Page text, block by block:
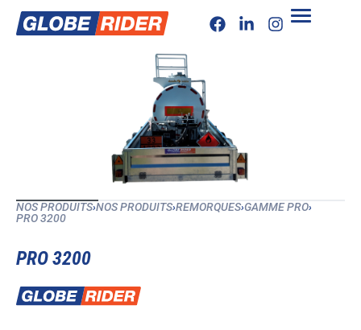
NOS PRODUITS›NOS PRODUITS›REMORQUES›GAMME PRO›
PRO 3200
PRO 3200